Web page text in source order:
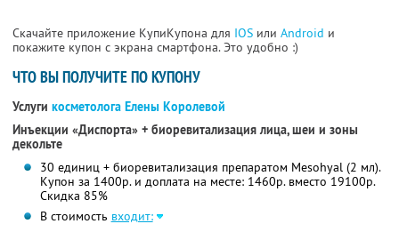
Скачайте приложение КупиКупона для IOS или Android и
покажите купон с экрана смартфона. Это удобно :)
ЧТО ВЫ ПОЛУЧИТЕ ПО КУПОНУ
Услуги косметолога Елены Королевой
Инъекции «Диспорта» + биоревитализация лица, шеи и зоны
декольте
30 единиц + биоревитализация препаратом Mesohyal (2 мл).
Купон за 1400р. и доплата на месте: 1460р. вместо 19100р.
Скидка 85%
В стоимость входит: